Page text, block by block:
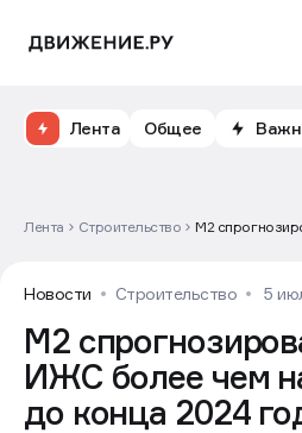
Лента Общее
Лента Строительство
М2
Новости Строительство 5
М2
ИЖС более чем
до конца 2024